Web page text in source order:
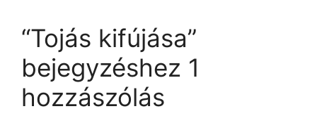
“Tojás kifújása”
bejegyzéshez 1
hozzászólás